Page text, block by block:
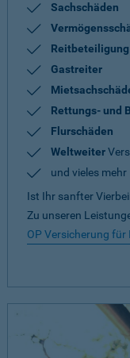
Sachschäden
Reitbeteiligung
Gastreiter
Rettungs- und
Flurschäden
Weltweiter
und vieles mehr
Ist Ihr sanfter
Zu unseren
OP Versicherung für